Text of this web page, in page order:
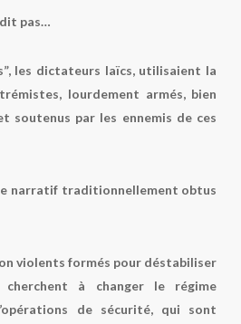
dit pas…
les dictateurs laïcs, utilisaient la
lourdement armés, bien
soutenus par les ennemis de ces
le narratif traditionnellement obtus
violents formés pour déstabiliser
à changer le régime
de sécurité, qui sont